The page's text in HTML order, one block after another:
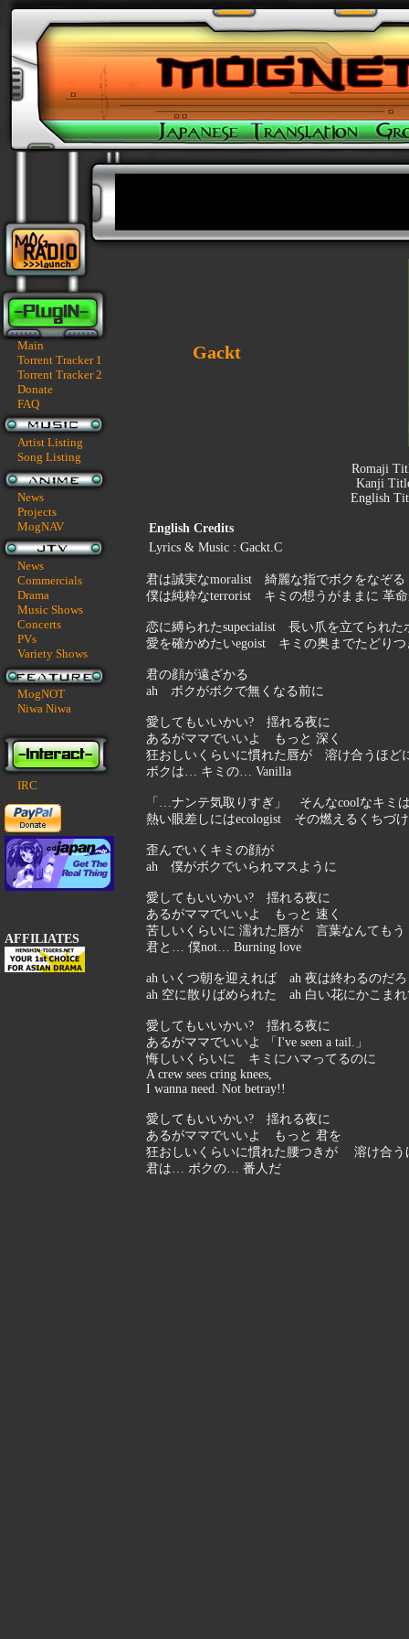
Main
Torrent Tracker 1
Torrent Tracker 2
Donate
FAQ
Artist Listing
Song Listing
News
Projects
MogNAV
News
Commercials
Drama
Music Shows
Concerts
PVs
Variety Shows
MogNOT
Niwa Niwa
IRC
AFFILIATES
Gackt
Romaji
Kanji
English
English Credits
Lyrics & Music : Gackt.C
君は誠実なmoralist 綺麗な指でボクをなぞる
僕は純粋なterrorist キミの想うがままに 革
恋に縛られたsupecialist 長い爪を立てられた
愛を確かめたいegoist キミの奥までたどりつ
君の顔が遠ざかる
ah ボクがボクで無くなる前に
愛してもいいかい? 揺れる夜に
あるがママでいいよ もっと 深く
狂おしいくらいに慣れた唇が 溶け合うほど
ボクは… キミの… Vanilla
「…ナンテ気取りすぎ」 そんなcoolなキミ
熱い眼差しにはecologist その燃えるくちづ
歪んでいくキミの顔が
ah 僕がボクでいられマスように
愛してもいいかい? 揺れる夜に
あるがママでいいよ もっと 速く
苦しいくらいに 濡れた唇が 言葉なんてもう
君と… 僕not… Burning love
ah いくつ朝を迎えれば ah 夜は終わるのだ
ah 空に散りばめられた ah 白い花にかこま
愛してもいいかい? 揺れる夜に
あるがママでいいよ 「I've seen a tail.」
悔しいくらいに キミにハマってるのに
A crew sees cring knees,
I wanna need. Not betray!!
愛してもいいかい? 揺れる夜に
あるがママでいいよ もっと 君を
狂おしいくらいに慣れた腰つきが 溶け合う
君は… ボクの… 番人だ